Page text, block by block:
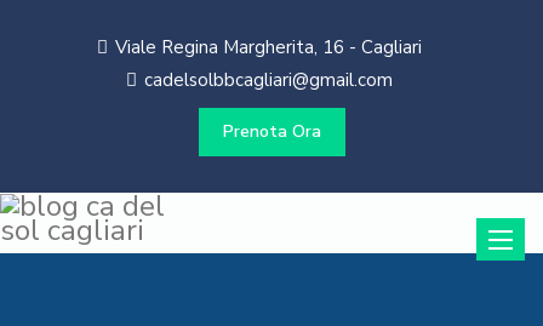
Viale Regina Margherita, 16 - Cagliari
cadelsolbbcagliari@gmail.com
Prenota Ora
Toggle